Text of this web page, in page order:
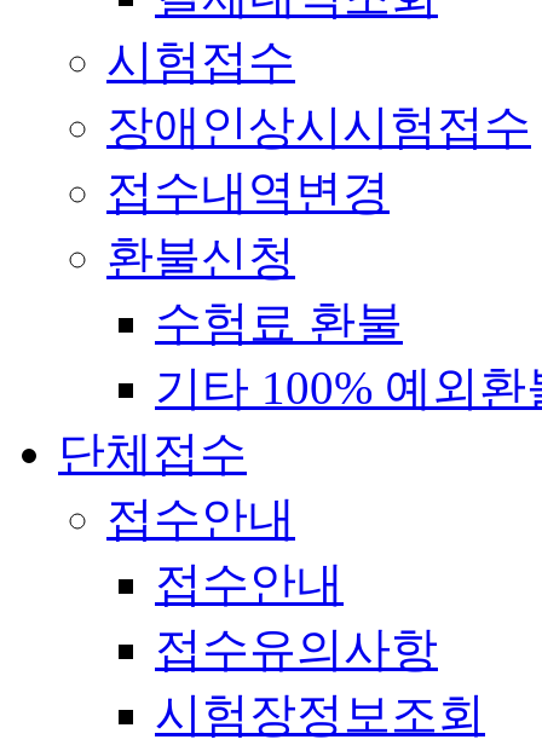
시험접수
장애인상시시험접수
접수내역변경
환불신청
수험료 환불
기타 100% 예외환
단체접수
접수안내
접수안내
접수유의사항
시험장정보조회